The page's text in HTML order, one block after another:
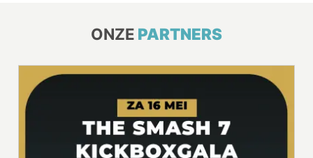
ONZE PARTNERS